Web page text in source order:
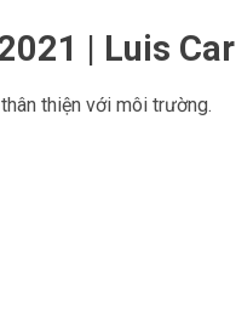
| Luis Car
thiện với môi trường.